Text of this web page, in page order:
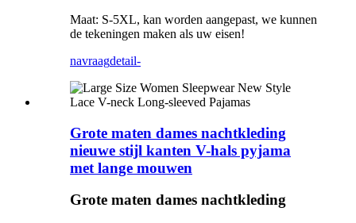
Maat: S-5XL, kan worden aangepast, we kunnen
de tekeningen maken als uw eisen!
navraagdetail-
Grote maten dames nachtkleding
nieuwe stijl kanten V-hals pyjama
met lange mouwen
Grote maten dames nachtkleding